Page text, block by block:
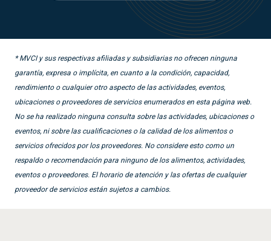
* MVCI y sus respectivas afiliadas y subsidiarias no ofrecen ninguna
garantía, expresa o implícita, en cuanto a la condición, capacidad,
rendimiento o cualquier otro aspecto de las actividades, eventos,
ubicaciones o proveedores de servicios enumerados en esta página web.
No se ha realizado ninguna consulta sobre las actividades, ubicaciones o
eventos, ni sobre las cualificaciones o la calidad de los alimentos o
servicios ofrecidos por los proveedores. No considere esto como un
respaldo o recomendación para ninguno de los alimentos, actividades,
eventos o proveedores. El horario de atención y las ofertas de cualquier
proveedor de servicios están sujetos a cambios.